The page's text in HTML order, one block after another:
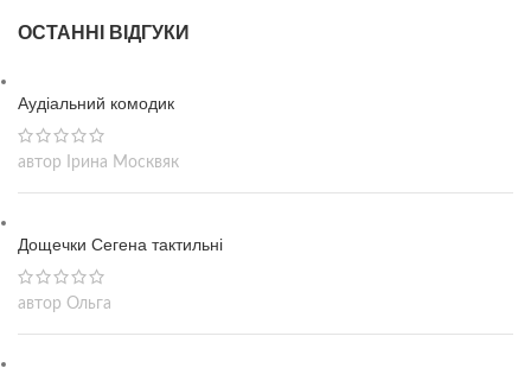
ОСТАННІ ВІДГУКИ
Аудіальний комодик
автор Ірина Москвяк
Дощечки Сегена тактильні
автор Ольга